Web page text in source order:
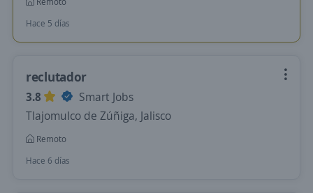
Hace 5 días
reclutador
3.8
Smart Jobs
Tlajomulco de Zúñiga, Jalisco
Remoto
Hace 6 días